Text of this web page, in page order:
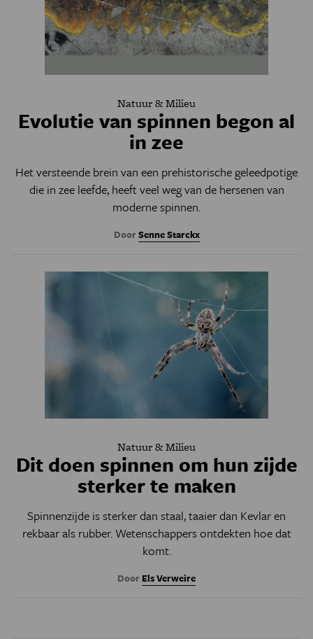
Natuur & Milieu
Evolutie van spinnen begon al
in zee
Het versteende brein van een prehistorische geleedpotige
die in zee leefde, heeft veel weg van de hersenen van
moderne spinnen.
DoorSenne Starckx
Natuur & Milieu
Dit doen spinnen om hun zijde
sterker te maken
Spinnenzijde is sterker dan staal, taaier dan Kevlar en
rekbaar als rubber. Wetenschappers ontdekten hoe dat
komt.
Door Els Verweire